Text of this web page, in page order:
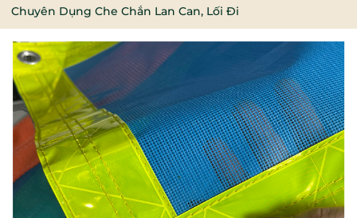
Chuyên Dụng Che Chắn Lan Can, Lối Đi